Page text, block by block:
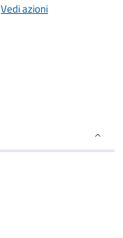
Vedi azioni